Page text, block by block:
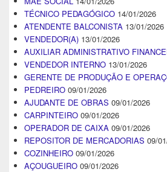
TÉCNICO PEDAGÓGICO 14/01/2026
ATENDENTE BALCONISTA 13/01/2026
VENDEDOR(A) 13/01/2026
AUXILIAR ADMINISTRATIVO
VENDEDOR INTERNO 13/01/2026
GERENTE DE PRODUÇÃO E
PEDREIRO 09/01/2026
AJUDANTE DE OBRAS 09/01/2026
CARPINTEIRO 09/01/2026
OPERADOR DE CAIXA 09/01/2026
REPOSITOR DE MERCADORIAS 09/
COZINHEIRO 09/01/2026
AÇOUGUEIRO 09/01/2026